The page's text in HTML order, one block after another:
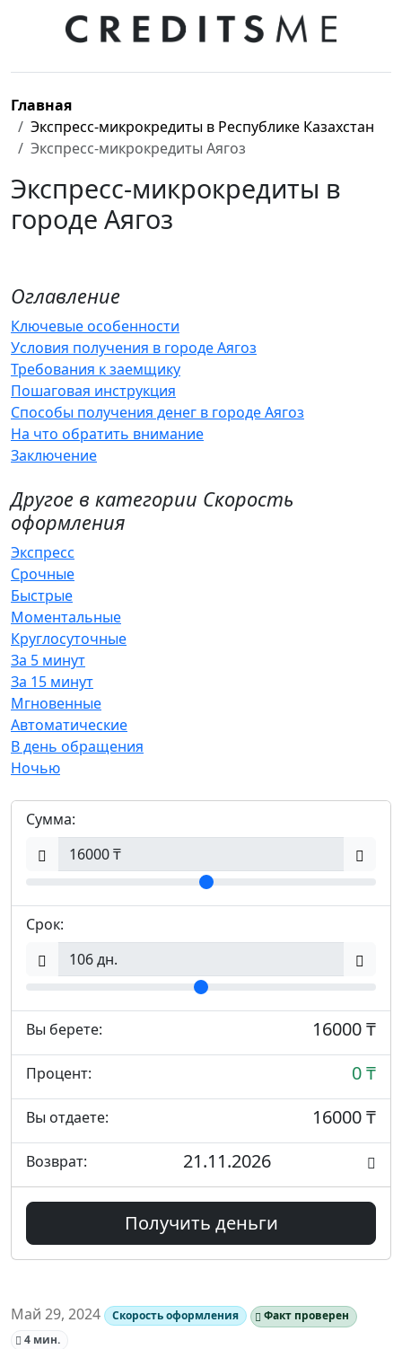
Главная
Экспресс-микрокредиты в Республике Казахстан
Экспресс-микрокредиты Аягоз
Экспресс-микрокредиты в
городе Аягоз
Оглавление
Ключевые особенности
Условия получения в городе Аягоз
Требования к заемщику
Пошаговая инструкция
Способы получения денег в городе Аягоз
На что обратить внимание
Заключение
Другое в категории Скорость
оформления
Экспресс
Срочные
Быстрые
Моментальные
Круглосуточные
За 5 минут
За 15 минут
Мгновенные
Автоматические
В день обращения
Ночью
Сумма:
Срок:
Вы берете: 16000 ₸
Процент: 0 ₸
Вы отдаете: 16000 ₸
Возврат: 21.11.2026
Получить деньги
Май 29, 2024 Скорость оформления
Факт проверен
4 мин.